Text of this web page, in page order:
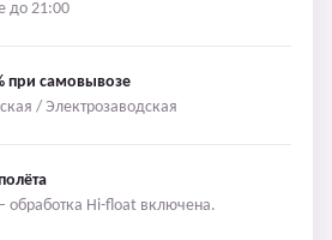
до 21:00
при самовывозе
/ Электрозаводская
обработка Hi-float включена.